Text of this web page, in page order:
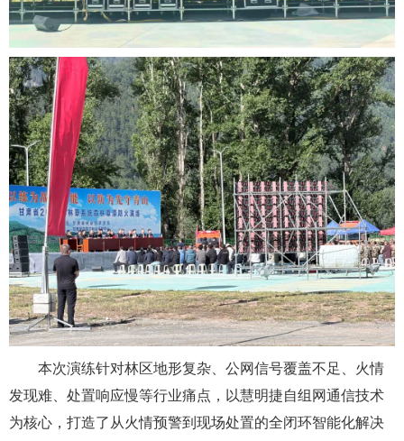
本次演练针对林区地形复杂、公网信号覆盖不足、火情
发现难、处置响应慢等行业痛点，以慧明捷自组网通信技术
为核心，打造了从火情预警到现场处置的全闭环智能化解决